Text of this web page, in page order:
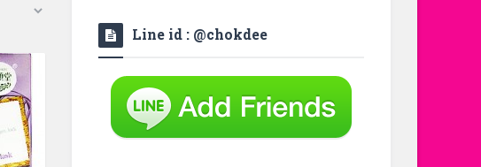
Line id : @chokdee